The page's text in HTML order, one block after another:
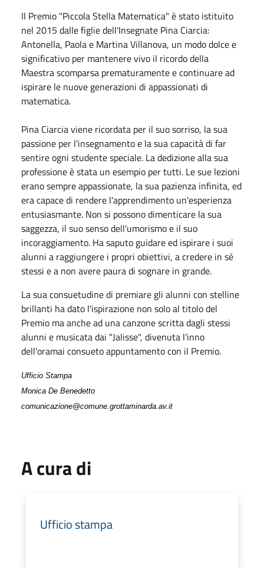
Il Premio "Piccola Stella Matematica" è stato istituito
nel 2015 dalle figlie dell'Insegnate Pina Ciarcia:
Antonella, Paola e Martina Villanova, un modo dolce e
significativo per mantenere vivo il ricordo della
Maestra scomparsa prematuramente e continuare ad
ispirare le nuove generazioni di appassionati di
matematica.
Pina Ciarcia viene ricordata per il suo sorriso, la sua
passione per l'insegnamento e la sua capacità di far
sentire ogni studente speciale. La dedizione alla sua
professione è stata un esempio per tutti. Le sue lezioni
erano sempre appassionate, la sua pazienza infinita, ed
era capace di rendere l'apprendimento un'esperienza
entusiasmante. Non si possono dimenticare la sua
saggezza, il suo senso dell'umorismo e il suo
incoraggiamento. Ha saputo guidare ed ispirare i suoi
alunni a raggiungere i propri obiettivi, a credere in sé
stessi e a non avere paura di sognare in grande.
La sua consuetudine di premiare gli alunni con stelline
brillanti ha dato l'ispirazione non solo al titolo del
Premio ma anche ad una canzone scritta dagli stessi
alunni e musicata dai "Jalisse", divenuta l'inno
dell'oramai consueto appuntamento con il Premio.
Ufficio Stampa
Monica De Benedetto
comunicazione@comune.grottaminarda.av.it
A cura di
Ufficio stampa